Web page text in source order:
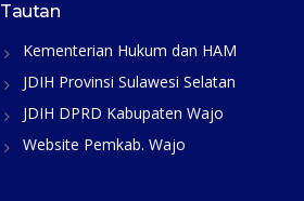
Tautan
Kementerian Hukum dan HAM
JDIH Provinsi Sulawesi Selatan
JDIH DPRD Kabupaten Wajo
Website Pemkab. Wajo